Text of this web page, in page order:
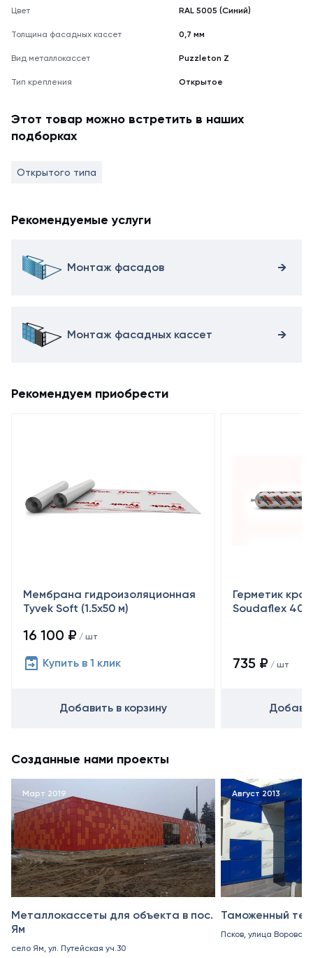
Цвет RAL 5005 (Синий)
Толщина фасадных кассет 0,7 мм
Вид металлокассет Puzzleton Z
Тип крепления Открытое
Этот товар можно встретить в наших
подборках
Открытого типа
Рекомендуемые услуги
Монтаж фасадов
Монтаж фасадных кассет
Рекомендуем приобрести
Мембрана гидроизоляционная
Tyvek Soft (1.5х50 м)
16 100 ₽ / шт
Купить в 1 клик
Добавить в корзину
Герметик
Soudaflex 40
735 ₽ / шт
Созданные нами проекты
Март 2019
Металлокассеты для объекта в пос.
Ям
село Ям, ул. Путейская уч.30
Август 2013
Таможенный
Псков, улица